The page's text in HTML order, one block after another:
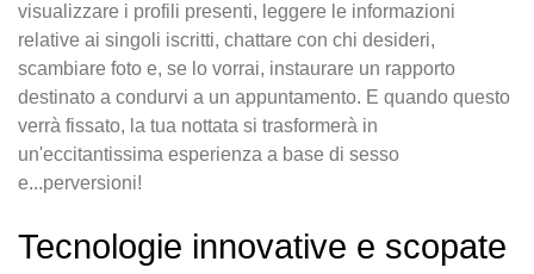
visualizzare i profili presenti, leggere le informazioni
relative ai singoli iscritti, chattare con chi desideri,
scambiare foto e, se lo vorrai, instaurare un rapporto
destinato a condurvi a un appuntamento. E quando questo
verrà fissato, la tua nottata si trasformerà in
un'eccitantissima esperienza a base di sesso
e...perversioni!
Tecnologie innovative e scopate